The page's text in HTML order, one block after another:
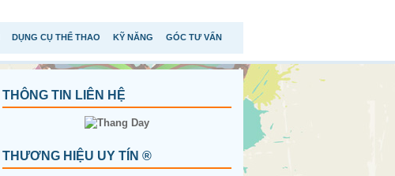
DỤNG CỤ THỂ THAO KỸ NĂNG GÓC TƯ VẤN
THÔNG TIN LIÊN HỆ
THƯƠNG HIỆU UY TÍN ®